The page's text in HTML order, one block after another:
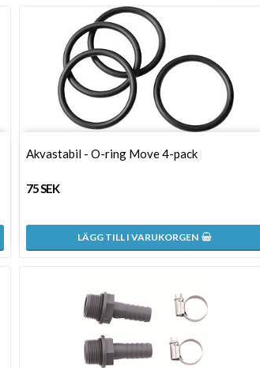
Akvastabil - O-ring Move 4-pack
75 SEK
LÄGG TILL I VARUKORGEN